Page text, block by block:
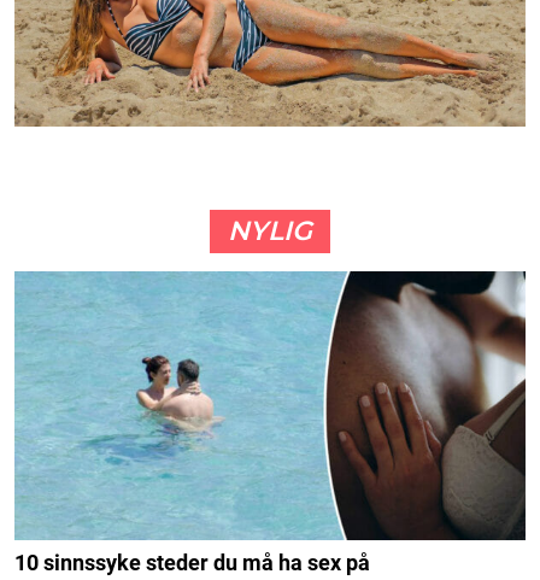
NYLIG
10 sinnssyke steder du må ha sex på